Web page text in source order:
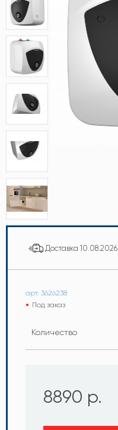
Доставка 10.08.2026
арт. 3626238
Под заказ
Количество
8890 р.